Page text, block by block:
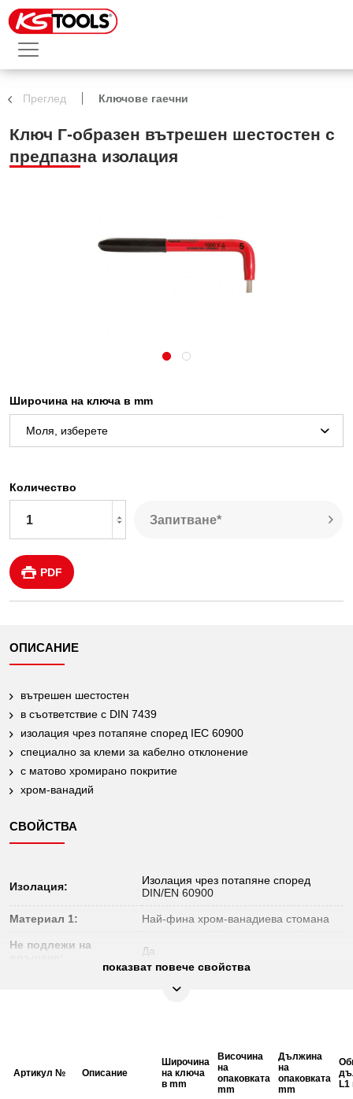
Преглед Ключове гаечни
Ключ Г-образен вътрешен шестостен с
предпазна изолация
Широчина на ключа в mm
Количество
Запитване*
PDF
ОПИСАНИЕ
вътрешен шестостен
в съответствие с DIN 7439
изолация чрез потапяне според IEC 60900
специално за клеми за кабелно отклонение
с матово хромирано покритие
хром-ванадий
СВОЙСТВА
Изолация:
Изолация чрез потапяне според
DIN/EN 60900
Материал 1: Най-фина хром-ванадиева стомана
Не подлежи на
Да
опаковката:
показват повече свойства
Артикул № Описание
Широчина
на ключа
в mm
Височина
на
опаковката
mm
Дължина
на
опаковката
mm
L1